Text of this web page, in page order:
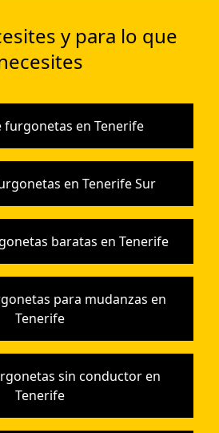
y para lo que
furgonetas en Tenerife
en Tenerife Sur
baratas en Tenerife
para mudanzas en
Tenerife
sin conductor en
Tenerife